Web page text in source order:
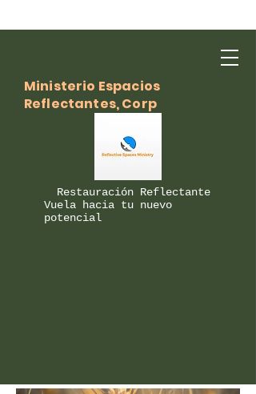
Ministerio Espacios
Reflectantes, Corp
Restauración Reflectante
Vuela hacia tu nuevo
potencial